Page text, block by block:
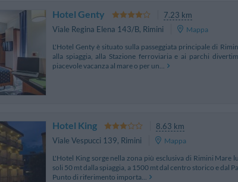
Hotel Genty
7.23 km
Viale Regina Elena 143/B, Rimini
Mappa
L'Hotel Genty è situato sulla passeggiata principale di
alla spiaggia, alla Stazione ferroviaria e ai parchi
piacevole vacanza al mare o per un...
Hotel King
8.63 km
Viale Vespucci 139, Rimini
Mappa
L'Hotel King sorge nella zona più esclusiva di Rimini Mare
soli 50 mt dalla spiaggia, a 1500 mt dal centro storico e dal
Punto di riferimento importa...